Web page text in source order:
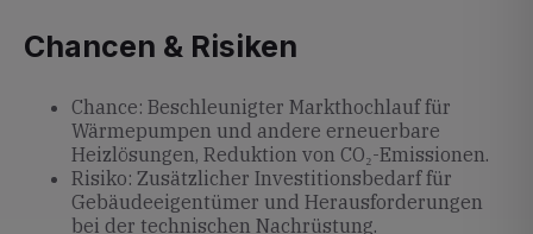
Chancen & Risiken
Chance: Beschleunigter Markthochlauf für
Wärmepumpen und andere erneuerbare
Heizlösungen, Reduktion von CO₂-Emissionen.
Risiko: Zusätzlicher Investitionsbedarf für
Gebäudeeigentümer und Herausforderungen
bei der technischen Nachrüstung.